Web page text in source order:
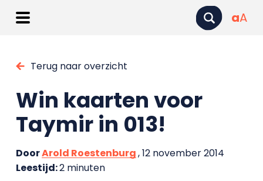
aA
Terug naar overzicht
Win kaarten voor
Taymir in 013!
DoorArold Roestenburg, 12 november 2014
Leestijd:2 minuten